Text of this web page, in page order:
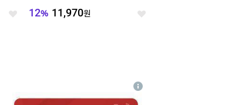
좋 12% 11,970원 좋
상
세